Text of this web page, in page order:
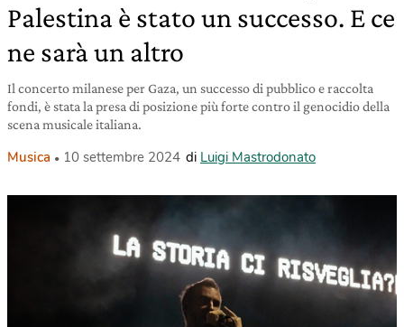
Palestina è stato un successo. E ce
ne sarà un altro
Il concerto milanese per Gaza, un successo di pubblico e raccolta
fondi, è stata la presa di posizione più forte contro il genocidio della
scena musicale italiana.
Musica 10 settembre 2024 di Luigi Mastrodonato